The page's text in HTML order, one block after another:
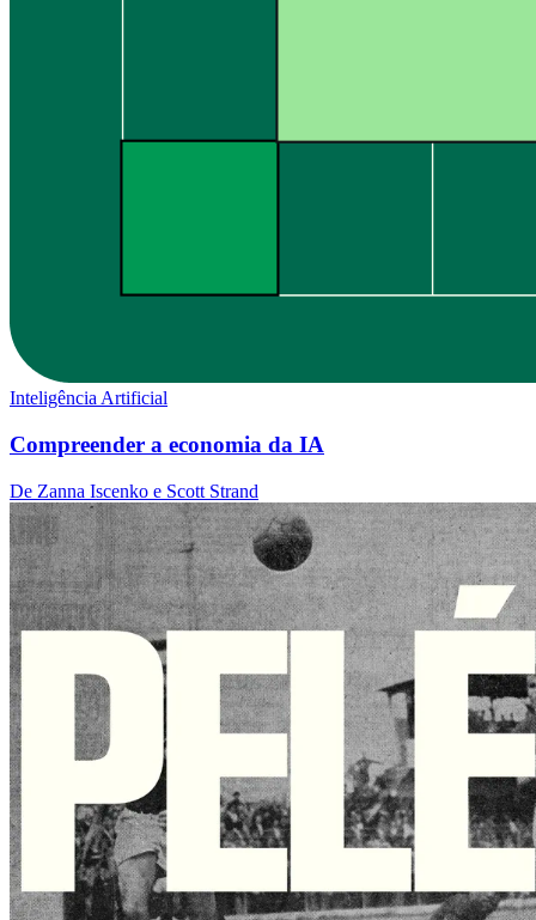
Inteligência Artificial
Compreender a economia da IA
De Zanna Iscenko e Scott Strand